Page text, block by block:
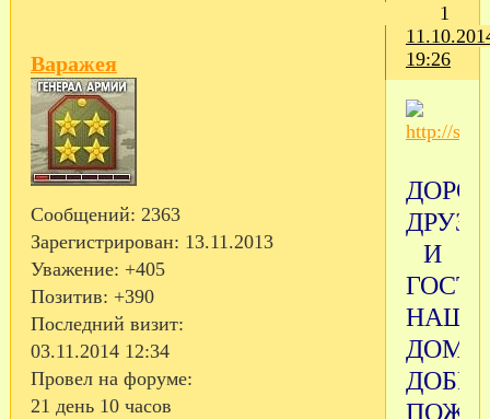
1
19:26
Варажея
Сообщений: 2363
Зарегистрирован: 13.11.2013
Уважение: +405
Позитив: +390
Последний визит:
03.11.2014 12:34
Провел на форуме:
21 день 10 часов
И
ГОСТИ
ДОБРО